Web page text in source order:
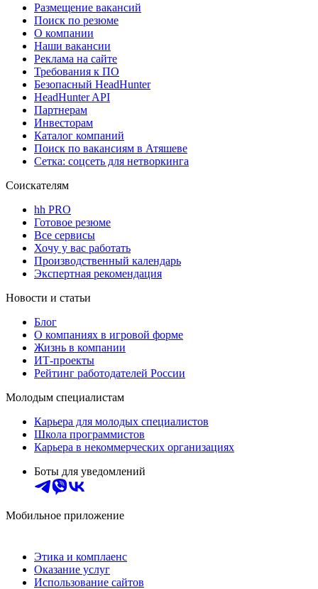
Размещение вакансий
Поиск по резюме
О компании
Наши вакансии
Реклама на сайте
Требования к ПО
Безопасный HeadHunter
HeadHunter API
Партнерам
Инвесторам
Каталог компаний
Поиск по вакансиям в Атяшеве
Сетка: соцсеть для нетворкинга
Соискателям
hh PRO
Готовое резюме
Все сервисы
Хочу у вас работать
Производственный календарь
Экспертная рекомендация
Новости и статьи
Блог
О компаниях в игровой форме
Жизнь в компании
ИТ-проекты
Рейтинг работодателей России
Молодым специалистам
Карьера для молодых специалистов
Школа программистов
Карьера в некоммерческих организациях
Боты для уведомлений
Мобильное приложение
Этика и комплаенс
Оказание услуг
Использование сайтов